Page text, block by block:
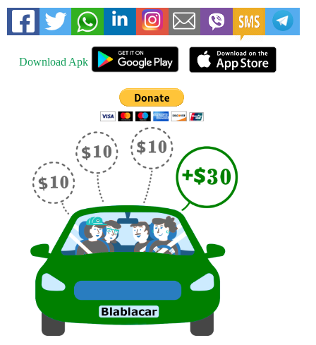
Download Apk